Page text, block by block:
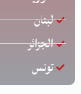
لبنان
الجزائر
تونس